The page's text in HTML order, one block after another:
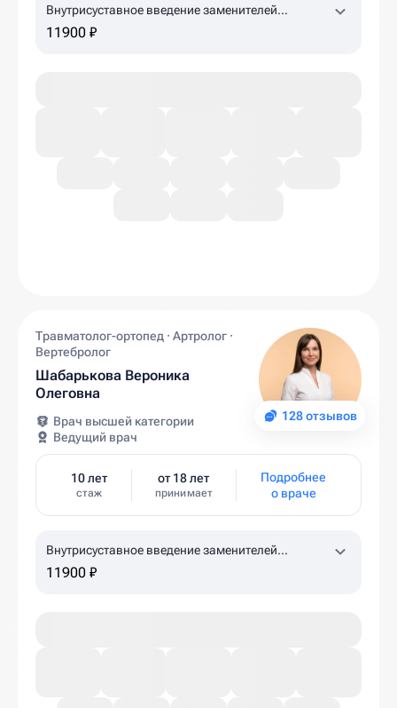
Внутрисуставное введение заменителей
синовиальной жидкости Гиалджект (коленный,
11900 ₽
128 отзывов
Травматолог-ортопед · Артролог ·
Вертебролог
Шабарькова Вероника
Олеговна
Врач высшей категории
Ведущий врач
10 лет
стаж
от 18 лет
принимает
Подробнее
о враче
Внутрисуставное введение заменителей
синовиальной жидкости Гиалджект (коленный,
11900 ₽